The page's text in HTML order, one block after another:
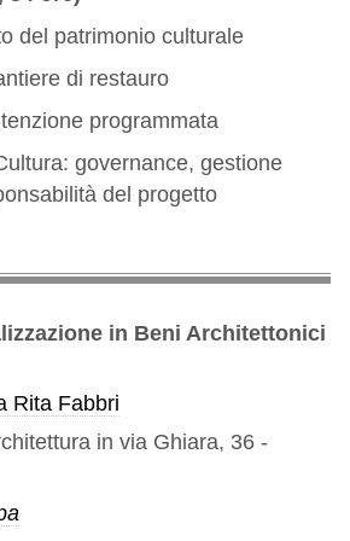
del patrimonio culturale
di restauro
programmata
governance, gestione
del progetto
in Beni Architettonici
Rita Fabbri
in via Ghiara, 36 -